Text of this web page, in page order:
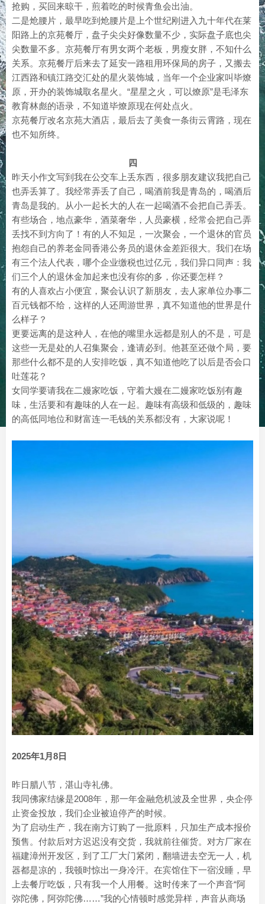
抢购，买回来晾干，煎着吃的时候青鱼会出油。
二是炝腰片，最早吃到炝腰片是上个世纪刚进入九十年代在莱
阳路上的京苑餐厅，盘子尖尖好像数量不少，实际盘子底也尖
尖数量不多。京苑餐厅有男女两个老板，男瘦女胖，不知什么
关系。京苑餐厅后来去了延安一路租用环保局的房子，又搬去
江西路和镇江路交汇处的星火装饰城，当年一个企业家叫毕燎
原，开办的装饰城取名星火。“星星之火，可以燎原”是毛泽东
教育林彪的语录，不知道毕燎原现在何处点火。
京苑餐厅改名京苑大酒店，最后去了美食一条街云霄路，现在
也不知所终。
四
昨天小作文写到我在公交车上丢东西，很多朋友建议我把自己
也弄丢算了。我经常弄丢了自己，喝酒前我是青岛的，喝酒后
青岛是我的。从小一起长大的人在一起喝酒不会把自己弄丢。
有些场合，地点豪华，酒菜奢华，人员豪横，经常会把自己弄
丢找不到方向了！有的人不知足，一次聚会，一个退休的官员
抱怨自己的养老金同香港公务员的退休金差距很大。我们在场
有三个法人代表，哪个企业缴税也过亿元，我们异口同声：我
们三个人的退休金加起来也没有你的多，你还要怎样？
有的人喜欢占小便宜，聚会认识了新朋友，去人家单位办事二
百元钱都不给，这样的人还周游世界，真不知道他的世界是什
么样子？
更要远离的是这种人，在他的嘴里永远都是别人的不是，可是
这些一无是处的人召集聚会，逢请必到。他甚至还做个局，要
那些什么都不是的人安排吃饭，真不知道他吃了以后是否会口
吐莲花？
女同学要请我在二嫚家吃饭，守着大嫚在二嫚家吃饭别有趣
味，生活要和有趣味的人在一起。趣味有高级和低级的，趣味
的高低同地位和财富连一毛钱的关系都没有，大家说呢！
2025年1月8日
昨日腊八节，湛山寺礼佛。
我同佛家结缘是2008年，那一年金融危机波及全世界，央企停
止资金投放，我们企业被迫停产的时候。
为了启动生产，我在南方订购了一批原料，只加生产成本报价
预售。付款后对方迟迟没有交货，我就前往催货。对方厂家在
福建漳州开发区，到了工厂大门紧闭，翻墙进去空无一人，机
器都是凉的，我顿时惊出一身冷汗。在宾馆住下一宿没睡，早
上去餐厅吃饭，只有我一个人用餐。这时传来了一个声音“阿
弥陀佛，阿弥陀佛……”我的心情顿时感觉异样，声音从商场